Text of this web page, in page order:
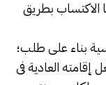
الاكتساب بطريق
بناء على طلب؛
العادية فى